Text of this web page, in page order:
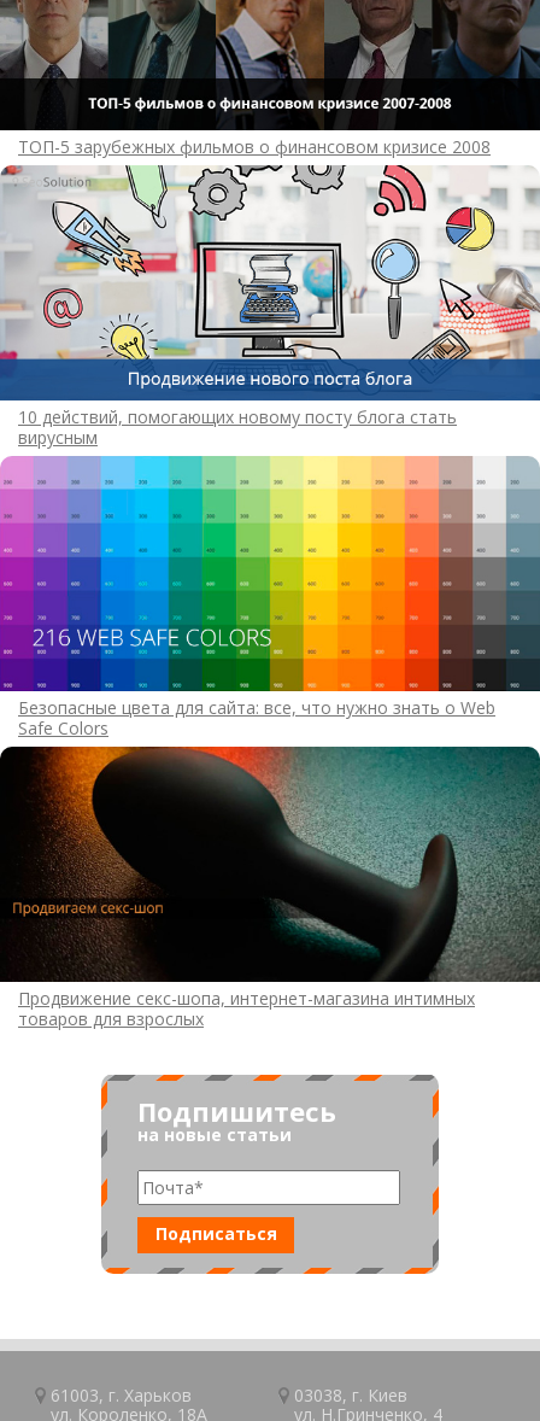
ТОП-5 зарубежных фильмов о финансовом кризисе 2008
10 действий, помогающих новому посту блога стать
вирусным
Безопасные цвета для сайта: все, что нужно знать о Web
Safe Colors
Продвижение секс-шопа, интернет-магазина интимных
товаров для взрослых
Подпишитесь
на новые статьи
61003, г.Харьков
ул. Короленко, 18А
03038, г. Киев
ул. Н.Гринченко, 4